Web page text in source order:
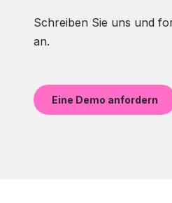
Schreiben Sie uns und
an.
Eine Demo anfordern